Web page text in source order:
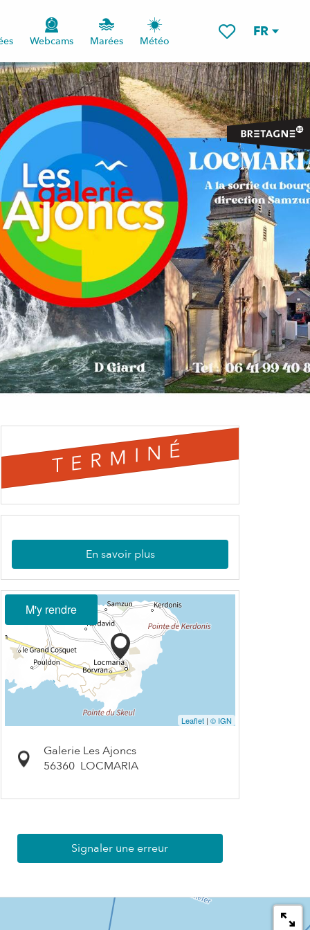
FR
Webcams Marées Météo
TERMINÉ
En savoir plus
M'y rendre
Leaflet | © IGN
Galerie Les Ajoncs
56360 LOCMARIA
Signaler une erreur